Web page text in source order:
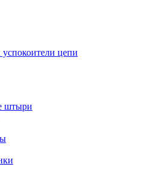
цепи
штыри